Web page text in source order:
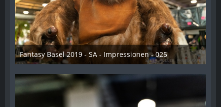
Fantasy Basel 2019 - SA - Impressionen - 025
21. Mai 2019